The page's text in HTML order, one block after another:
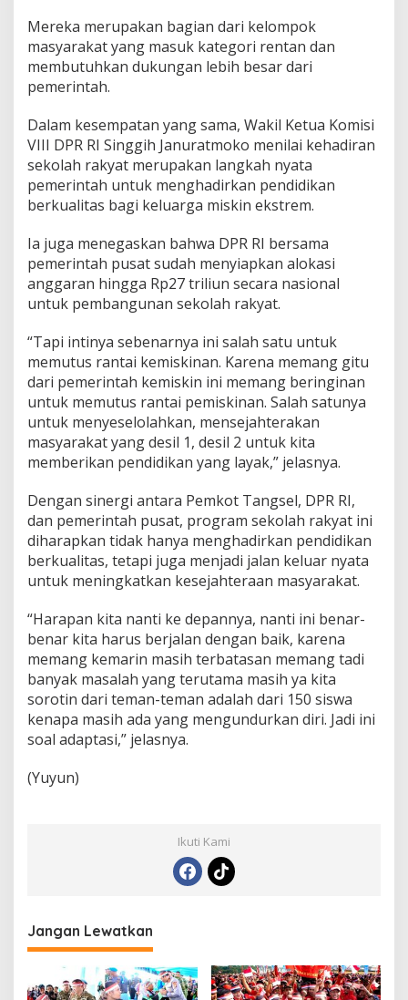
Mereka merupakan bagian dari kelompok
masyarakat yang masuk kategori rentan dan
membutuhkan dukungan lebih besar dari
pemerintah.
Dalam kesempatan yang sama, Wakil Ketua Komisi
VIII DPR RI Singgih Januratmoko menilai kehadiran
sekolah rakyat merupakan langkah nyata
pemerintah untuk menghadirkan pendidikan
berkualitas bagi keluarga miskin ekstrem.
Ia juga menegaskan bahwa DPR RI bersama
pemerintah pusat sudah menyiapkan alokasi
anggaran hingga Rp27 triliun secara nasional
untuk pembangunan sekolah rakyat.
“Tapi intinya sebenarnya ini salah satu untuk
memutus rantai kemiskinan. Karena memang gitu
dari pemerintah kemiskin ini memang beringinan
untuk memutus rantai pemiskinan. Salah satunya
untuk menyeselolahkan, mensejahterakan
masyarakat yang desil 1, desil 2 untuk kita
memberikan pendidikan yang layak,” jelasnya.
Dengan sinergi antara Pemkot Tangsel, DPR RI,
dan pemerintah pusat, program sekolah rakyat ini
diharapkan tidak hanya menghadirkan pendidikan
berkualitas, tetapi juga menjadi jalan keluar nyata
untuk meningkatkan kesejahteraan masyarakat.
“Harapan kita nanti ke depannya, nanti ini benar-
benar kita harus berjalan dengan baik, karena
memang kemarin masih terbatasan memang tadi
banyak masalah yang terutama masih ya kita
sorotin dari teman-teman adalah dari 150 siswa
kenapa masih ada yang mengundurkan diri. Jadi ini
soal adaptasi,” jelasnya.
(Yuyun)
Ikuti Kami
Jangan Lewatkan